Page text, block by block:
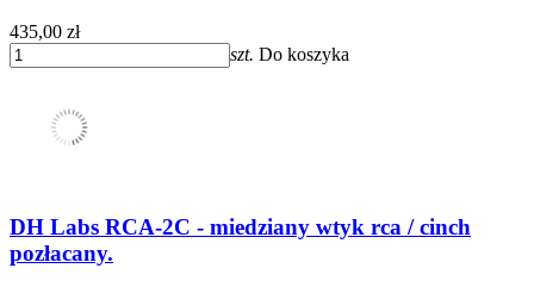
435,00 zł
szt. Do koszyka
DH Labs RCA-2C - miedziany wtyk rca / cinch
pozłacany.